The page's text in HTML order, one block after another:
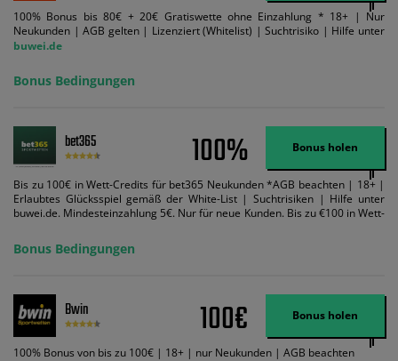
100% Bonus bis 80€ + 20€ Gratiswette ohne Einzahlung * 18+ | Nur
Neukunden | AGB gelten | Lizenziert (Whitelist) | Suchtrisiko | Hilfe unter
buwei.de
Bonus Bedingungen
bet365 100% Bonus holen
Bis zu 100€ in Wett-Credits für bet365 Neukunden *AGB beachten | 18+ |
Erlaubtes Glücksspiel gemäß der White-List | Suchtrisiken | Hilfe unter
buwei.de. Mindesteinzahlung 5€. Nur für neue Kunden. Bis zu €100 in Wett-
ein und wir geben Ihnen die entsprechende qualifizierende Einzahlung in
Wett-Credits, wenn Sie qualifizierende Wetten im gleichen Wert platzieren
Wett-Credits aus. Es gelten die AGB, Zeitlimits und Ausnahmen. Der Bonus-
Code VIPANGEBOT kann während der Anmeldung benutzt werden, jedoch
ändert dies den Angebotsbetrag in keinster Weise.
Bonus Bedingungen
Bwin 100€ Bonus holen
100% Bonus von bis zu 100€ | 18+ | nur Neukunden | AGB beachten